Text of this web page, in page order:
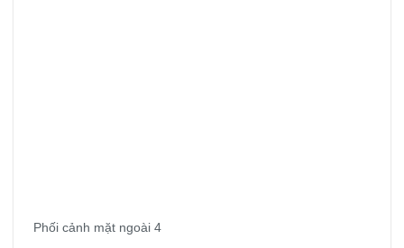
Phối cảnh mặt ngoài 4